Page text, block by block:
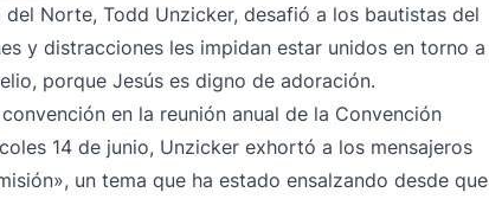
Norte, Todd Unzicker, desafió a los bautistas del
y distracciones les impidan estar unidos en torno a
porque Jesús es digno de adoración.
en la reunión anual de la Convención
14 de junio, Unzicker exhortó a los mensajeros
un tema que ha estado ensalzando desde que